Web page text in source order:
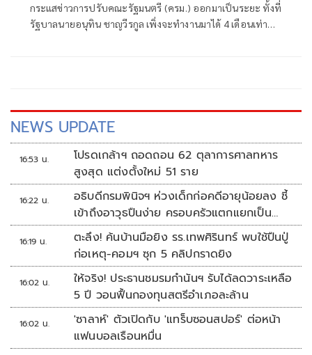
กระแสข่าวการปรับคณะรัฐมนตรี (ครม.) ออกมาเป็นระยะ ทั้งที่
รัฐบาลนายอนุทิน ชาญวีรกูล เพิ่งจะทำงานมาได้ 4 เดือนเท่านั้น
NEWS UPDATE
16:53 น.
โปรดเกล้าฯ ถอดถอน 62 ตุลาการศาลทหาร
สูงสุด แต่งตั้งใหม่ 51 ราย
16:22 น.
อธิบดีกรมพินิจฯ ห่วงเด็กก่อคดีอายุน้อยลง ชี้
เข้าถึงอาวุธปืนง่าย ครอบครัวแตกแยกเป็น
ชนวนสำคัญ
16:19 น.
ตะลึง! ค้นบ้านมือยิง รร.เทพศิรินทร์ พบใช้ปืนปู่
ก่อเหตุ-คอมฯ ซุก 5 คลิปกราดยิง
16:02 น.
ให้จริง! ประธานชมรมกำนันฯ รับได้ลดวาระเหลือ
5 ปี วอนฟื้นกองทุนสตรีอำเภอละล้าน
16:02 น.
'ซาลาห์' ตัวเปิดกับ 'แทร็บซอนสปอร์' ต่อหน้า
แฟนบอลเรือนหมื่น